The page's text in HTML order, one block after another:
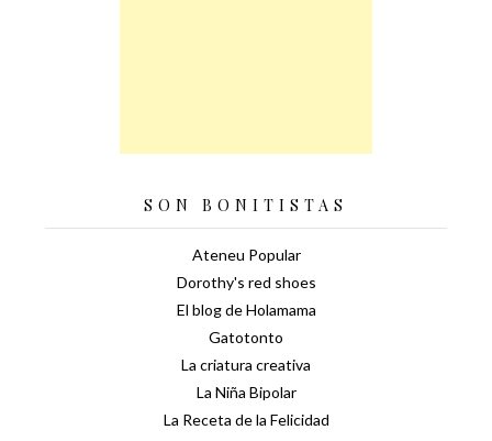
SON BONITISTAS
Ateneu Popular
Dorothy's red shoes
El blog de Holamama
Gatotonto
La criatura creativa
La Niña Bipolar
La Receta de la Felicidad